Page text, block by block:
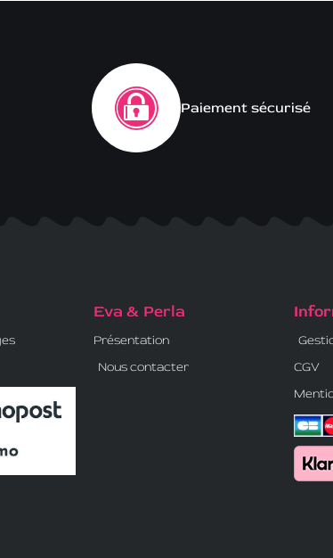
Paiement sécurisé
Eva & Perla
Présentation
Nous contacter
CGV